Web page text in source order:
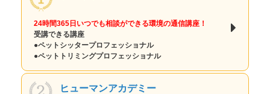
24時間365日いつでも相談ができる環境の通信講座！
受講できる講座
●ペットシッタープロフェッショナル
●ペットトリミングプロフェッショナル
ヒューマンアカデミー